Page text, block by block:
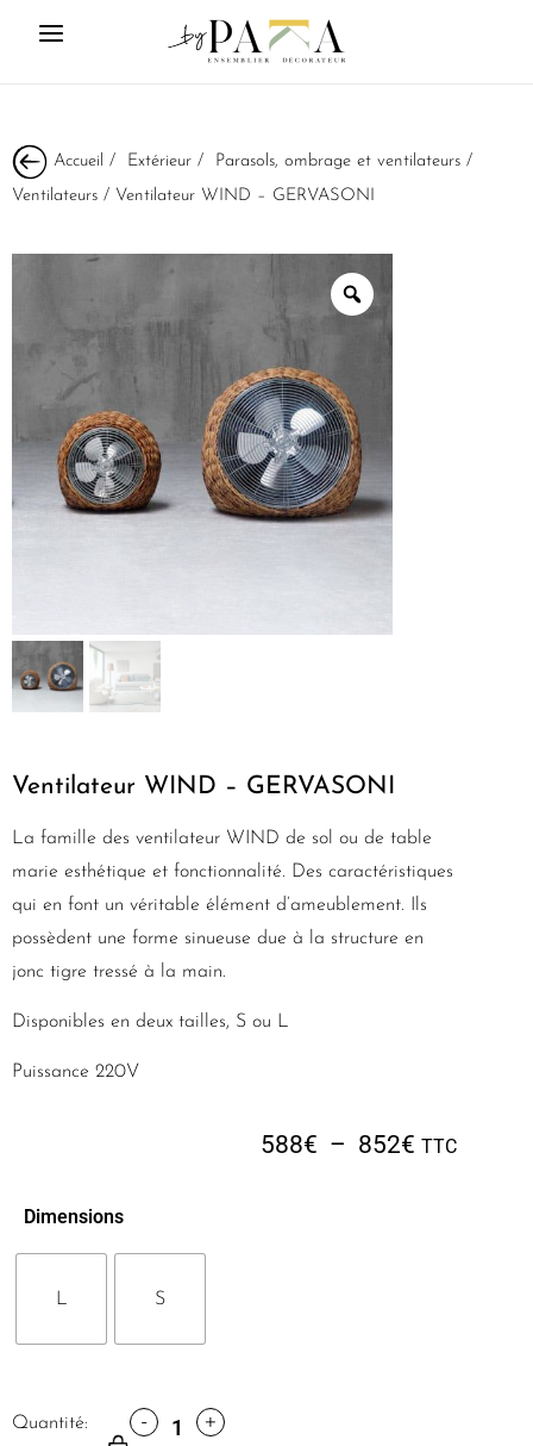
Accueil / Extérieur / Parasols, ombrage et ventilateurs /
Ventilateurs / Ventilateur WIND – GERVASONI
Ventilateur WIND – GERVASONI
La famille des ventilateur WIND de sol ou de table
marie esthétique et fonctionnalité. Des caractéristiques
qui en font un véritable élément d’ameublement. Ils
possèdent une forme sinueuse due à la structure en
jonc tigre tressé à la main.
Disponibles en deux tailles, S ou L
Puissance 220V
588€ – 852€ TTC
Dimensions
L S
Quantité: - +